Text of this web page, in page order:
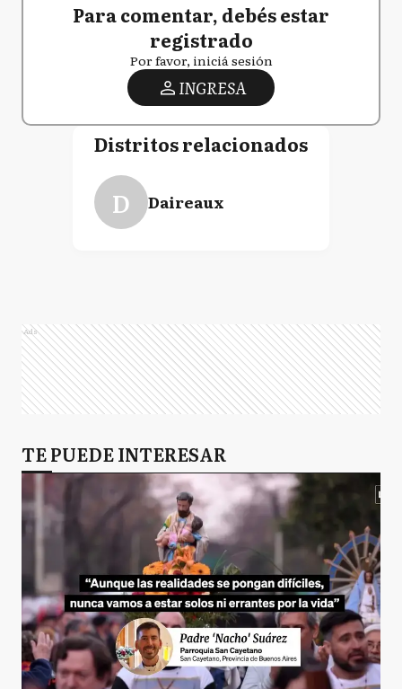
Para comentar, debés estar
registrado
Por favor, iniciá sesión
INGRESA
Distritos relacionados
D Daireaux
Ads
TE PUEDE INTERESAR